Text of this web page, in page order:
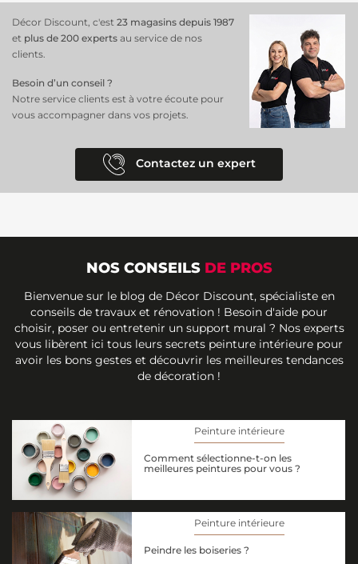
Décor Discount, c'est 23 magasins depuis 1987
et plus de 200 experts au service de nos
clients.
Besoin d’un conseil ?
Notre service clients est à votre écoute pour
vous accompagner dans vos projets.
Contactez un expert
NOS CONSEILS DE PROS
Bienvenue sur le blog de Décor Discount, spécialiste en
conseils de travaux et rénovation ! Besoin d'aide pour
choisir, poser ou entretenir un support mural ? Nos experts
vous libèrent ici tous leurs secrets peinture intérieure pour
avoir les bons gestes et découvrir les meilleures tendances
de décoration !
Peinture intérieure
Comment sélectionne-t-on les
meilleures peintures pour vous ?
Peinture intérieure
Peindre les boiseries ?